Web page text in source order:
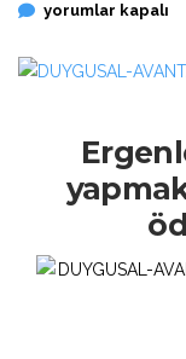
DUYGUSAL
yorumlar kapalı